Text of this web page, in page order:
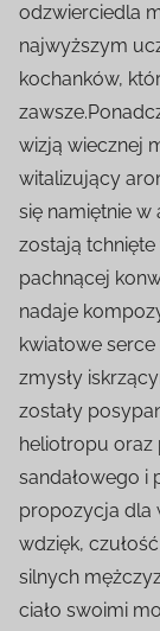
odzwierciedla
najwyższym
kochanków,
wizją wiecznej
witalizujący
się namiętnie
zostają tchnięte
pachnącej
nadaje
kwiatowe
zmysły
zostały
heliotropu
sandałowego i
propozycja dla
wdzięk,
silnych
ciało swoimi